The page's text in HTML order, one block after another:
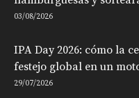
03/08/2026
IPA Day 2026: cómo la
festejo global en un
29/07/2026